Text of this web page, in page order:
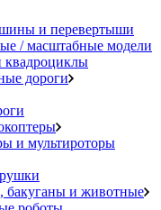
и перевертыши
/ масштабные модели
дороги
и мультироторы
бакуганы и животные